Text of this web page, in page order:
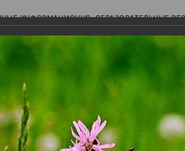
ИНФОРМАЦИОННО-ОБРАЗОВАТЕЛЬНЫЕ